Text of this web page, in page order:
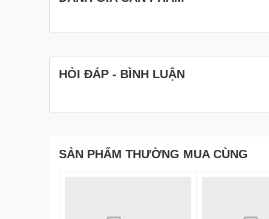
HỎI ĐÁP - BÌNH LUẬN
SẢN PHẨM THƯỜNG MUA CÙNG